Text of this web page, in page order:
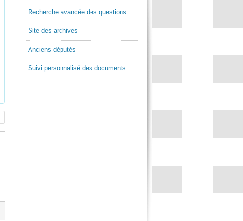
Recherche avancée des questions
Site des archives
Anciens députés
Suivi personnalisé des documents